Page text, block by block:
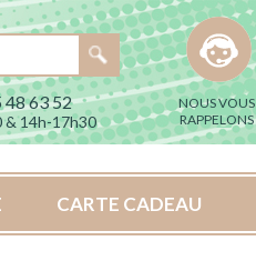
48 63 52
& 14h-17h30
NOUS VOUS
RAPPELONS
CARTE CADEAU